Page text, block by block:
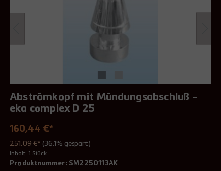
Abströmkopf mit Mündungsabschluß -
eka complex D 25
160,44 €*
251,09 €* (36.1% gespart)
Inhalt: 1 Stück
Produktnummer: SM2250113AK